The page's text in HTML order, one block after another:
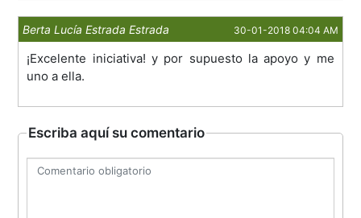
Berta Lucía Estrada Estrada 30-01-2018 04:04 AM
¡Excelente iniciativa! y por supuesto la apoyo y me
uno a ella.
Escriba aquí su comentario